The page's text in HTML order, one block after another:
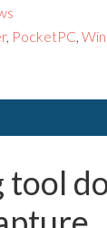
, PocketPC ,
tool